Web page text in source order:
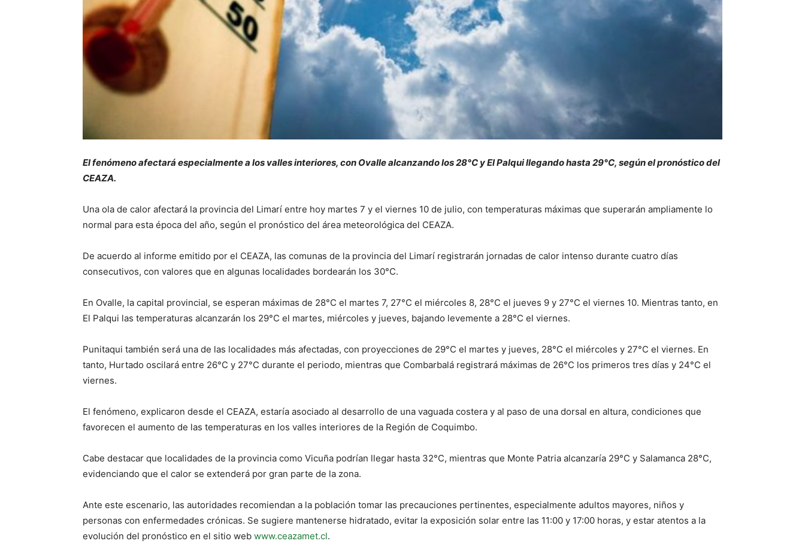
El fenómeno afectará especialmente a los valles interiores, con Ovalle alcanzando los 28°C y El Palqui llegando hasta 29°C, según el pronóstico del
CEAZA.
Una ola de calor afectará la provincia del Limarí entre hoy martes 7 y el viernes 10 de julio, con temperaturas máximas que superarán ampliamente lo
normal para esta época del año, según el pronóstico del área meteorológica del CEAZA.
De acuerdo al informe emitido por el CEAZA, las comunas de la provincia del Limarí registrarán jornadas de calor intenso durante cuatro días
consecutivos, con valores que en algunas localidades bordearán los 30°C.
En Ovalle, la capital provincial, se esperan máximas de 28°C el martes 7, 27°C el miércoles 8, 28°C el jueves 9 y 27°C el viernes 10. Mientras tanto, en
El Palqui las temperaturas alcanzarán los 29°C el martes, miércoles y jueves, bajando levemente a 28°C el viernes.
Punitaqui también será una de las localidades más afectadas, con proyecciones de 29°C el martes y jueves, 28°C el miércoles y 27°C el viernes. En
tanto, Hurtado oscilará entre 26°C y 27°C durante el periodo, mientras que Combarbalá registrará máximas de 26°C los primeros tres días y 24°C el
viernes.
El fenómeno, explicaron desde el CEAZA, estaría asociado al desarrollo de una vaguada costera y al paso de una dorsal en altura, condiciones que
favorecen el aumento de las temperaturas en los valles interiores de la Región de Coquimbo.
Cabe destacar que localidades de la provincia como Vicuña podrían llegar hasta 32°C, mientras que Monte Patria alcanzaría 29°C y Salamanca 28°C,
evidenciando que el calor se extenderá por gran parte de la zona.
Ante este escenario, las autoridades recomiendan a la población tomar las precauciones pertinentes, especialmente adultos mayores, niños y
personas con enfermedades crónicas. Se sugiere mantenerse hidratado, evitar la exposición solar entre las 11:00 y 17:00 horas, y estar atentos a la
evolución del pronóstico en el sitio web www.ceazamet.cl.